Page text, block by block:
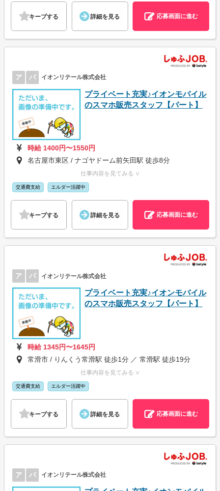
キープする 詳細を見る 応募画面に進む
ア パ イオンリテール株式会社
プライベート充実♪イオンモバイル
のスマホ販売スタッフ【パート】
時給 1400円〜1550円
名古屋市東区 / ナゴヤドーム前矢田駅 徒歩8分
仕事内容を見てみる ∨
交通費支給 エルダー活躍中
キープする 詳細を見る 応募画面に進む
ア パ イオンリテール株式会社
プライベート充実♪イオンモバイル
のスマホ販売スタッフ【パート】
時給 1345円〜1645円
常滑市 / りんくう常滑駅 徒歩1分 ／ 常滑駅 徒歩19分
仕事内容を見てみる ∨
交通費支給 エルダー活躍中
キープする 詳細を見る 応募画面に進む
ア パ イオンリテール株式会社